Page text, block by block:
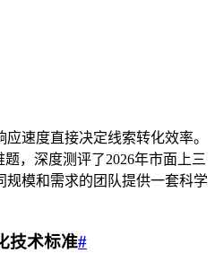
速度直接决定线索转化效率。
，深度测评了2026年市面上三
规模和需求的团队提供一套科学
技术标准#